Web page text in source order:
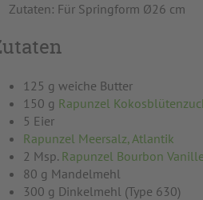
Zutaten: Für Springform Ø26 cm
125 g weiche Butter
150 g Rapunzel
5 Eier
Rapunzel Meersalz, Atlantik
2 Msp. Rapunzel Bourbon Vanille
80 g Mandelmehl
300 g Dinkelmehl (Type 630)